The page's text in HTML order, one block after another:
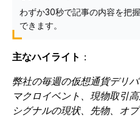
わずか30秒で記事の内容を把
できます。
主なハイライト ：
弊社の毎週の仮想通貨デリ
マクロイベント、現物取引
シグナルの現状、先物、オ